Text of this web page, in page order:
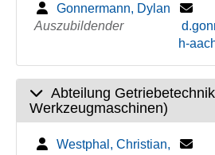
Gonnermann, Dylan
Auszubildender
h-
Abteilung
Werkzeugmaschinen)
Westphal, Christian,